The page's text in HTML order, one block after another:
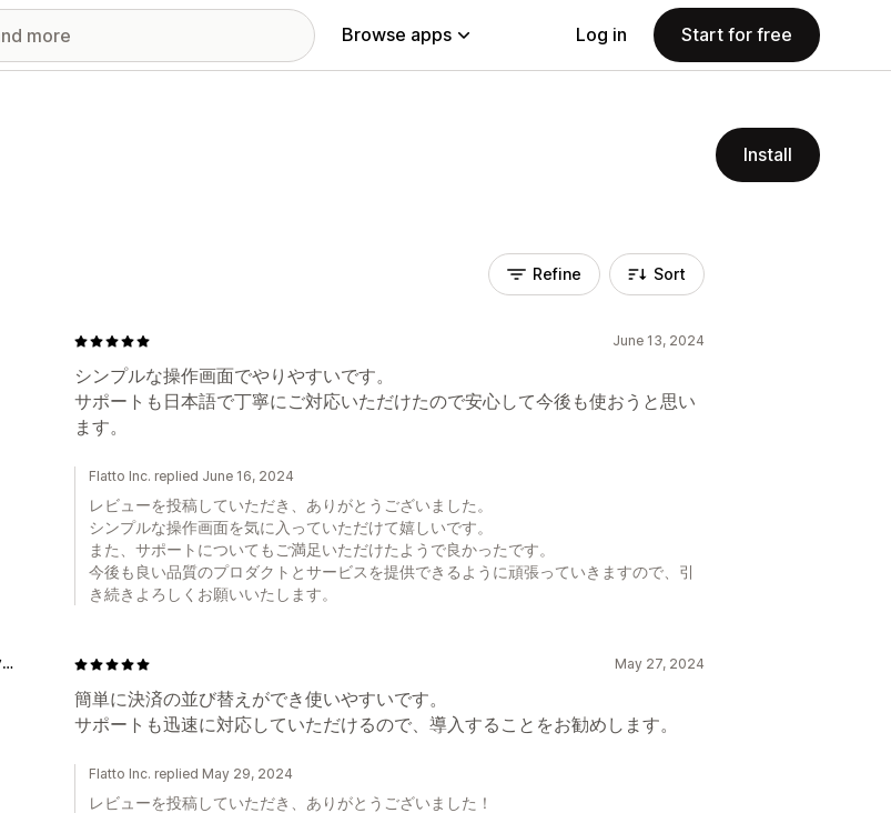
Browse apps Log in Start for free
Install
Refine Sort
June 13, 2024
シンプルな操作画面でやりやすいです。
サポートも日本語で丁寧にご対応いただけたので安心して今後も使おうと思い
ます。
Flatto Inc. replied June 16, 2024
レビューを投稿していただき、ありがとうございました。
シンプルな操作画面を気に入っていただけて嬉しいです。
また、サポートについてもご満足いただけたようで良かったです。
今後も良い品質のプロダクトとサービスを提供できるように頑張っていきますので、引
き続きよろしくお願いいたします。
May 27, 2024
簡単に決済の並び替えができ使いやすいです。
サポートも迅速に対応していただけるので、導入することをお勧めします。
HALEO×バルクスポーツ公式ストア
Flatto Inc. replied May 29, 2024
レビューを投稿していただき、ありがとうございました！